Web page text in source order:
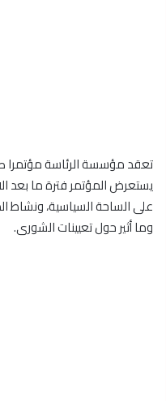
تعقد مؤسسة الرئاسة مؤتمرا
يستعرض المؤتمر فترة ما بعد
على الساحة السياسية، ونشاط
وما أثير حول تعيينات الشورى.